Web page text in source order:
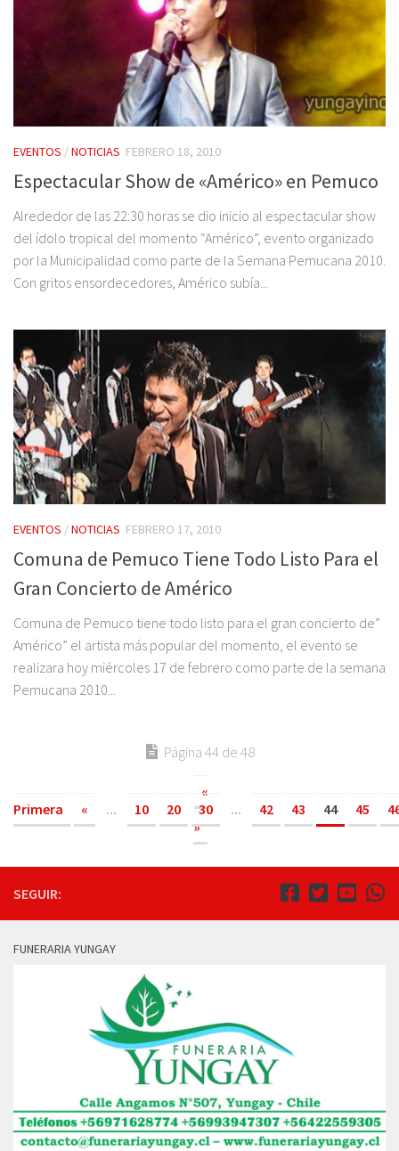
EVENTOS /NOTICIAS FEBRERO 18, 2010
Espectacular Show de «Américo» en Pemuco
Alrededor de las 22:30 horas se dio inicio al espectacular show
del ídolo tropical del momento “Américo”, evento organizado
por la Municipalidad como parte de la Semana Pemucana 2010.
Con gritos ensordecedores, Américo subía...
EVENTOS /NOTICIAS FEBRERO 17, 2010
Comuna de Pemuco Tiene Todo Listo Para el
Gran Concierto de Américo
Comuna de Pemuco tiene todo listo para el gran concierto de”
Américo” el artista más popular del momento, el evento se
realizara hoy miércoles 17 de febrero como parte de la semana
Pemucana 2010...
Página 44 de 48
«
Primera
« ... 10 20 30 ... 42 43 44 45
»
SEGUIR:
FUNERARIA YUNGAY